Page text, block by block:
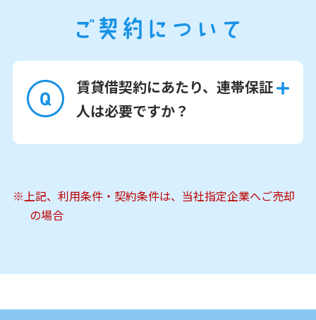
賃貸借契約にあたり、連帯保証
人は必要ですか？
※上記、利用条件・契約条件は、当社指定企業へご売却
の場合